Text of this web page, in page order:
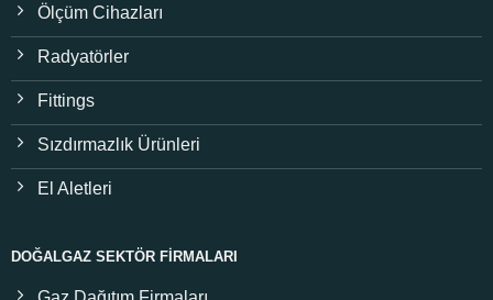
Ölçüm Cihazları
Radyatörler
Fittings
Sızdırmazlık Ürünleri
El Aletleri
DOĞALGAZ SEKTÖR FIRMALARI